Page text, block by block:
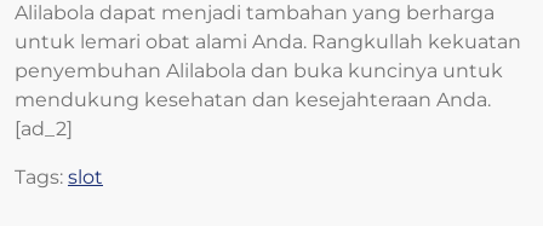
Alilabola dapat menjadi tambahan yang berharga
untuk lemari obat alami Anda. Rangkullah kekuatan
penyembuhan Alilabola dan buka kuncinya untuk
mendukung kesehatan dan kesejahteraan Anda.
[ad_2]
Tags: slot